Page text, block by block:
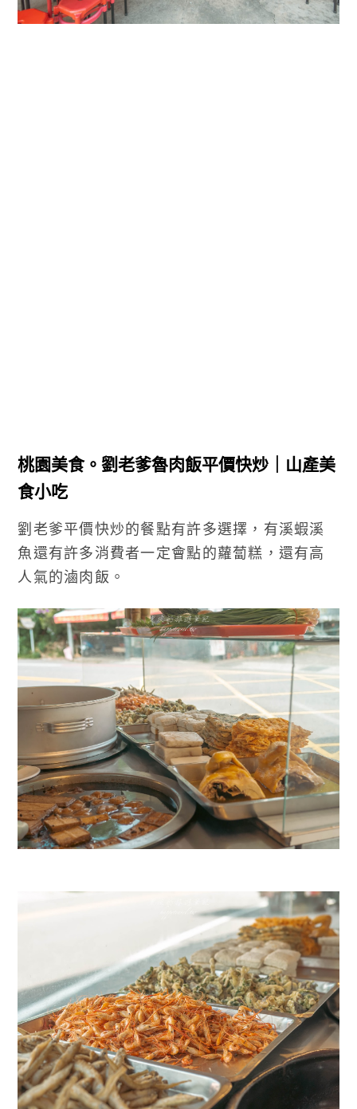
桃園美食。劉老爹魯肉飯平價快炒｜山產美
食小吃
劉老爹平價快炒的餐點有許多選擇，有溪蝦溪
魚還有許多消費者一定會點的蘿蔔糕，還有高
人氣的滷肉飯。